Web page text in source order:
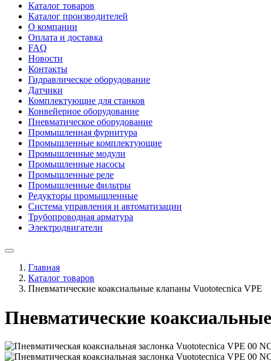
Каталог товаров
Каталог производителей
О компании
Оплата и доставка
FAQ
Новости
Контакты
Гидравлическое оборудование
Датчики
Комплектующие для станков
Конвейерное оборудование
Пневматическое оборудование
Промышленная фурнитура
Промышленные комплектующие
Промышленные модули
Промышленные насосы
Промышленные реле
Промышленные фильтры
Редукторы промышленные
Система управления и автоматизации
Трубопроводная арматура
Электродвигатели
Главная
Каталог товаров
Пневматические коаксиальные клапаны Vuototecnica VPE
Пневматические